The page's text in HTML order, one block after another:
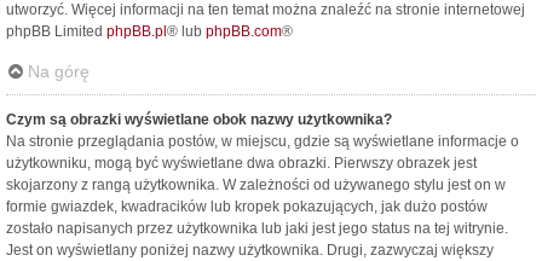
utworzyć. Więcej informacji na ten temat można znaleźć na stronie internetowej
phpBB Limited phpBB.pl ® lub phpBB.com®
Na górę
Czym są obrazki wyświetlane obok nazwy użytkownika?
Na stronie przeglądania postów, w miejscu, gdzie są wyświetlane informacje o
użytkowniku, mogą być wyświetlane dwa obrazki. Pierwszy obrazek jest
skojarzony z rangą użytkownika. W zależności od używanego stylu jest on w
formie gwiazdek, kwadracików lub kropek pokazujących, jak dużo postów
zostało napisanych przez użytkownika lub jaki jest jego status na tej witrynie.
Jest on wyświetlany poniżej nazwy użytkownika. Drugi, zazwyczaj większy